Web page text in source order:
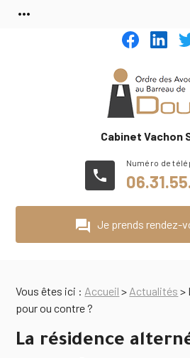
more_horiz
Cabinet Vachon
phone
question_answer Je prends rendez-
Vous êtes ici : Accueil > Actualités >
pour ou contre ?
La résidence